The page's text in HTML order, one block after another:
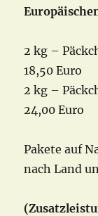
2 kg –
18,50 Euro
2 kg –
24,00 Euro
Pakete auf
nach Land